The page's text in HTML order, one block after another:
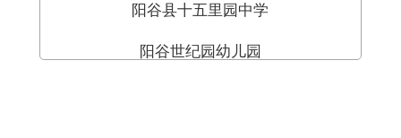
阳谷县十五里园中学
阳谷世纪园幼儿园